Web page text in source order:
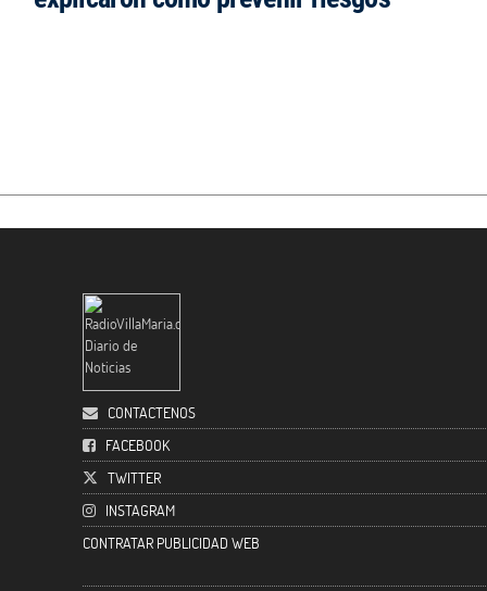
CONTACTENOS
FACEBOOK
TWITTER
INSTAGRAM
CONTRATAR PUBLICIDAD WEB